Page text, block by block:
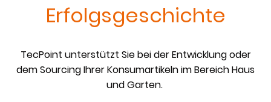
Erfolgsgeschichte
TecPoint unterstützt Sie bei der Entwicklung oder
dem Sourcing Ihrer Konsumartikeln im Bereich Haus
und Garten.